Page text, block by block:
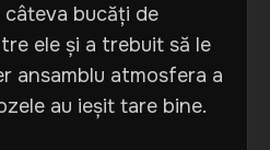
bucăți de
ele și a trebuit să le
ansamblu atmosfera a
au ieșit tare bine.